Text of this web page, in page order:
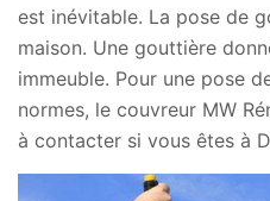
est inévitable. La pose de
maison. Une gouttière
immeuble. Pour une pose
normes, le couvreur MW
à contacter si vous êtes à